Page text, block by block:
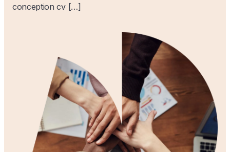
conception cv […]